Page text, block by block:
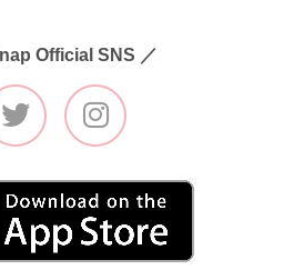
Official SNS ／